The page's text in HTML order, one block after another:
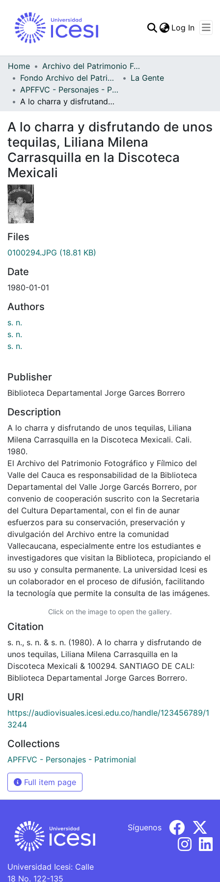
Statistics
Log In
Home
Archivo del Patrimonio Fotográfico y Fílmico del Valle del Cauca
Fondo Archivo del Patrimonio Fotográfico y Fílmico del Valle del Cauca
La Gente
APFFVC - Personajes - Patrimonial
A lo charra y disfrutando de unos tequilas, Liliana Milena Carrasquilla en la Discoteca Mexicali
A lo charra y disfrutando de unos
tequilas, Liliana Milena
Carrasquilla en la Discoteca
Mexicali
Files
0100294.JPG (18.81 KB)
Date
1980-01-01
Authors
s. n.
s. n.
s. n.
Publisher
Biblioteca Departamental Jorge Garces Borrero
Description
A lo charra y disfrutando de unos tequilas, Liliana
Milena Carrasquilla en la Discoteca Mexicali. Cali.
1980.
El Archivo del Patrimonio Fotográfico y Fílmico del
Valle del Cauca es responsabilidad de la Biblioteca
Departamental del Valle Jorge Garcés Borrero, por
convenio de cooperación suscrito con la Secretaria
del Cultura Departamental, con el fin de aunar
esfuerzos para su conservación, preservación y
divulgación del Archivo entre la comunidad
Vallecaucana, especialmente entre los estudiantes e
investigadores que visitan la Biblioteca, propiciando el
su uso y consulta permanente. La universidad Icesi es
un colaborador en el proceso de difusión, facilitando
la tecnología que permite la consulta de las imágenes.
Click on the image to open the gallery.
Citation
s. n., s. n. & s. n. (1980). A lo charra y disfrutando de
unos tequilas, Liliana Milena Carrasquilla en la
Discoteca Mexicali & 100294. SANTIAGO DE CALI:
Biblioteca Departamental Jorge Garces Borrero.
URI
https://audiovisuales.icesi.edu.co/handle/123456789/1
3244
Collections
APFFVC - Personajes - Patrimonial
Full item page
Universidad Icesi: Calle
18 No. 122-135
Síguenos